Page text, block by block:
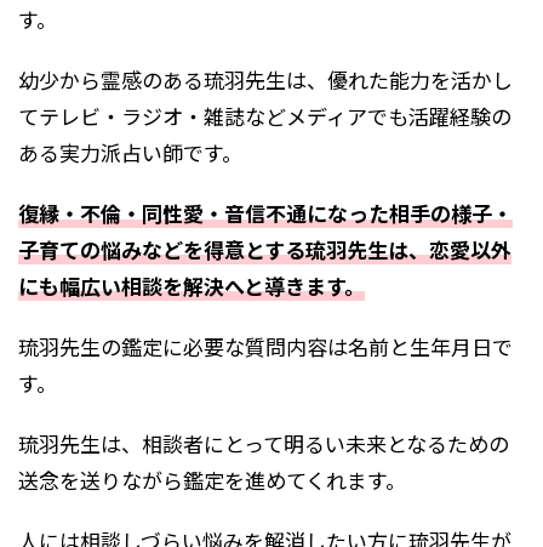
す。
幼少から霊感のある琉羽先生は、優れた能力を活かし
てテレビ・ラジオ・雑誌などメディアでも活躍経験の
ある実力派占い師です。
復縁・不倫・同性愛・音信不通になった相手の様子・
子育ての悩みなどを得意とする琉羽先生は、恋愛以外
にも幅広い相談を解決へと導きます。
琉羽先生の鑑定に必要な質問内容は名前と生年月日で
す。
琉羽先生は、相談者にとって明るい未来となるための
送念を送りながら鑑定を進めてくれます。
人には相談しづらい悩みを解消したい方に琉羽先生が